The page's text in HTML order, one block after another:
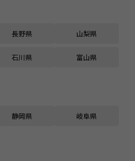
長野県 山梨県
石川県 富山県
静岡県 岐阜県